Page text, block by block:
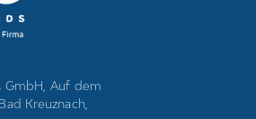
GmbH, Auf dem
Kreuznach,